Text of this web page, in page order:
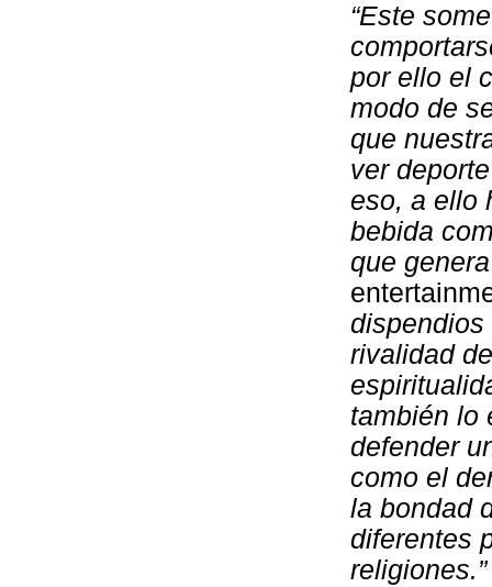
“Este
por ello el
modo de
que
ver
eso, a ello
bebida
que
rivalidad
también lo
defender
como el
la bondad
diferentes
religiones.”